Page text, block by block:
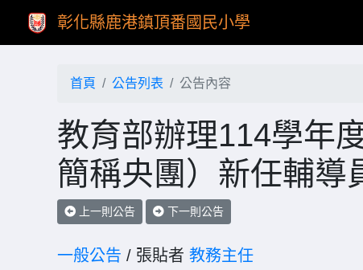
彰化縣鹿港鎮頂番國民小學
首頁 公告列表 公告內容
教育部辦理114學年
簡稱央團）新任輔導
上一則公告 下一則公告
一般公告 / 張貼者 教務主任